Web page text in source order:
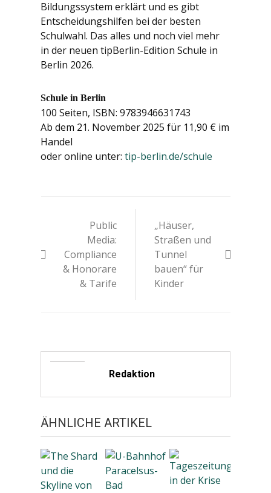
Bildungssystem erklärt und es gibt
Entscheidungshilfen bei der besten
Schulwahl. Das alles und noch viel mehr
in der neuen tipBerlin-Edition Schule in
Berlin 2026.
Schule in Berlin
100 Seiten, ISBN: 9783946631743
Ab dem 21. November 2025 für 11,90 € im
Handel
oder online unter:tip-berlin.de/schule
Navigation
Public
Media:
Compliance
& Honorare
& Tarife
„Häuser,
Straßen und
Tunnel
bauen“ für
Kinder
Redaktion
ÄHNLICHE ARTIKEL